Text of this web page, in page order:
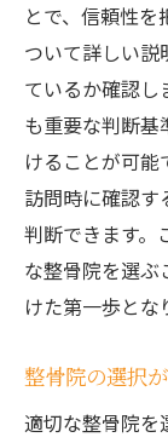
腰痛
整骨
長沼町の
療例
整骨
成功
整骨
腰痛
実際
とで、信頼性
ついて詳しい
ているか確認
も重要な判断基
けることが可能
訪問時に確認
判断できます。
な整骨院を選
けた第一歩とな
整骨院の選択
適切な整骨院を